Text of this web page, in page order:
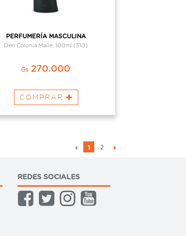
PERFUMERÍA MASCULINA
Deo Colonia Malle, 100ml (310)
Gs 270.000
COMPRAR
1 2
REDES SOCIALES